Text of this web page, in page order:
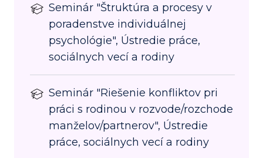
Seminár "Štruktúra a procesy v
poradenstve individuálnej
psychológie", Ústredie práce,
sociálnych vecí a rodiny
Seminár "Riešenie konfliktov pri
práci s rodinou v rozvode/rozchode
manželov/partnerov", Ústredie
práce, sociálnych vecí a rodiny